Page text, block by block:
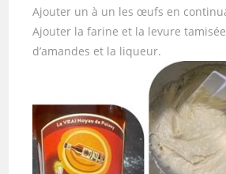
Ajouter un à un les œufs en
Ajouter la farine et la levure
d’amandes et la liqueur.